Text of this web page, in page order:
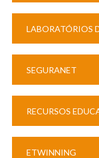
LABORATÓRIOS
SEGURANET
RECURSOS
ETWINNING